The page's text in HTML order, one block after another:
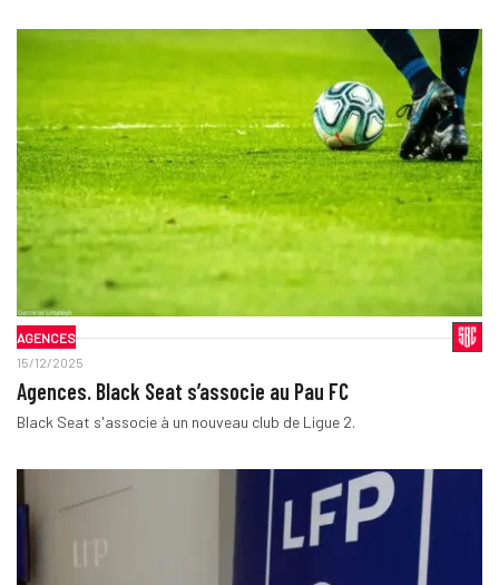
AGENCES
15/12/2025
Agences. Black Seat s’associe au Pau FC
Black Seat s'associe à un nouveau club de Ligue 2.